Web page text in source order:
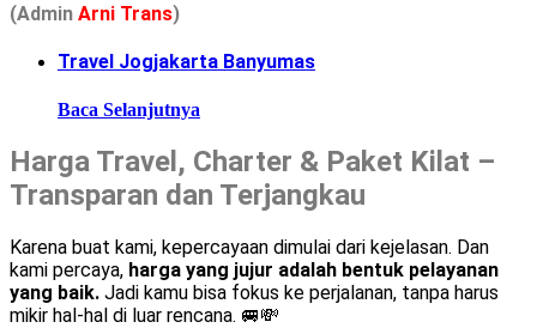
(Admin Arni Trans)
Travel Jogjakarta Banyumas
Baca Selanjutnya
Harga Travel, Charter & Paket Kilat –
Transparan dan Terjangkau
Karena buat kami, kepercayaan dimulai dari kejelasan. Dan
kami percaya, harga yang jujur adalah bentuk pelayanan
yang baik. Jadi kamu bisa fokus ke perjalanan, tanpa harus
mikir hal-hal di luar rencana. 🚐💸